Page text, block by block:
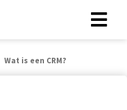
Wat is een CRM?